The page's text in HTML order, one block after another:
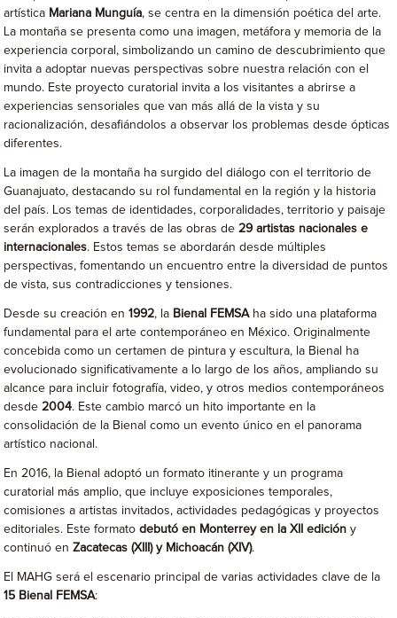
artística Mariana Munguía, se centra en la dimensión poética del arte.
La montaña se presenta como una imagen, metáfora y memoria de la
experiencia corporal, simbolizando un camino de descubrimiento que
invita a adoptar nuevas perspectivas sobre nuestra relación con el
mundo. Este proyecto curatorial invita a los visitantes a abrirse a
experiencias sensoriales que van más allá de la vista y su
racionalización, desafiándolos a observar los problemas desde ópticas
diferentes.
La imagen de la montaña ha surgido del diálogo con el territorio de
Guanajuato, destacando su rol fundamental en la región y la historia
del país. Los temas de identidades, corporalidades, territorio y paisaje
serán explorados a través de las obras de 29 artistas nacionales e
internacionales. Estos temas se abordarán desde múltiples
perspectivas, fomentando un encuentro entre la diversidad de puntos
de vista, sus contradicciones y tensiones.
Desde su creación en 1992, la Bienal FEMSAha sido una plataforma
fundamental para el arte contemporáneo en México. Originalmente
concebida como un certamen de pintura y escultura, la Bienal ha
evolucionado significativamente a lo largo de los años, ampliando su
alcance para incluir fotografía, video, y otros medios contemporáneos
desde2004. Este cambio marcó un hito importante en la
consolidación de la Bienal como un evento único en el panorama
artístico nacional.
En 2016, la Bienal adoptó un formato itinerante y un programa
curatorial más amplio, que incluye exposiciones temporales,
comisiones a artistas invitados, actividades pedagógicas y proyectos
editoriales. Este formatodebutó en Monterrey en la XII edición y
continuó enZacatecas (XIII) y Michoacán (XIV).
El MAHG será el escenario principal de varias actividades clave de la
15 Bienal FEMSA: